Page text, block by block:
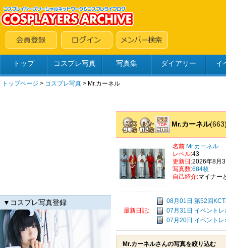
トップ コスプレ写真 写真集 ダイアリー イ
トップページ > コスプレ写真 > Mr.カーネル
▼コスプレ写真登録
Mr.カーネル
名前:Mr.カーネル
レベル:43
更新日:2026年8月
写真数:684枚
自己紹介:マイナー
最新日記:
08月01日 第52回
07月31日 イベント
07月20日 イベント
Mr.カーネルさんの写真を絞り込む